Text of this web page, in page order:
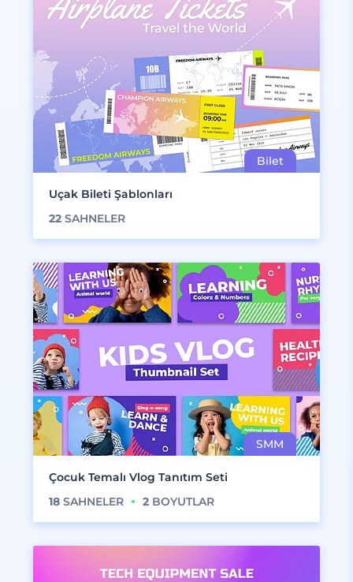
Uçak Bileti Şablonları
22 SAHNELER
Çocuk Temalı Vlog Tanıtım Seti
18 SAHNELER 2 BOYUTLAR